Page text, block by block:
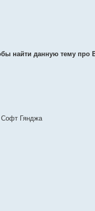
найти данную тему про
Софт Гянджа